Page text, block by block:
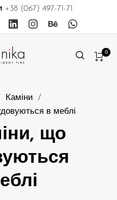
+38 (067) 497-71-71
0
Каміни
/
в меблі
що